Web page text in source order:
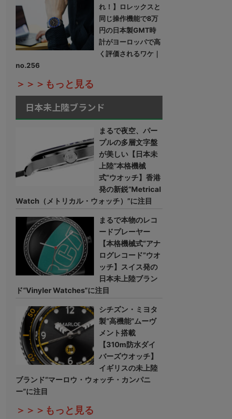
れ！】ロレックスと
同じ操作機能で8万
円の日本製GMT時
計がヨーロッパで高
く評価されるワケ｜
no.256
＞＞＞もっと見る
日本未上陸ブランド
まるで夜空、パー
プルの多層文字盤
が美しい【日本未
上陸“本格機械
式”ウオッチ】香港
発の新鋭“Metrical
Watch（メトリカル・ウォッチ）”に注目
まるで本物のレコ
ードプレーヤー
【本格機械式“アナ
ログレコード”ウオ
ッチ】スイス発の
日本未上陸ブラン
ド“Vinyler Watches”に注目
シチズン・ミヨタ
製“高機能”ムーヴ
メント搭載
【310m防水ダイ
バーズウオッチ】
イギリスの未上陸
ブランド“マーロウ・ウォッチ・カンパニ
ー”に注目
＞＞＞もっと見る